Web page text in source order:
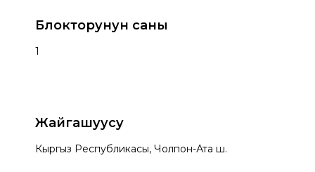
Блокторунун саны
1
Жайгашуусу
Кыргыз Республикасы, Чолпон-Ата ш.